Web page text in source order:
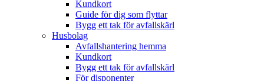
Kundkort
Guide för dig som flyttar
Bygg ett tak för avfallskärl
Husbolag
Avfallshantering hemma
Kundkort
Bygg ett tak för avfallskärl
För disponenter